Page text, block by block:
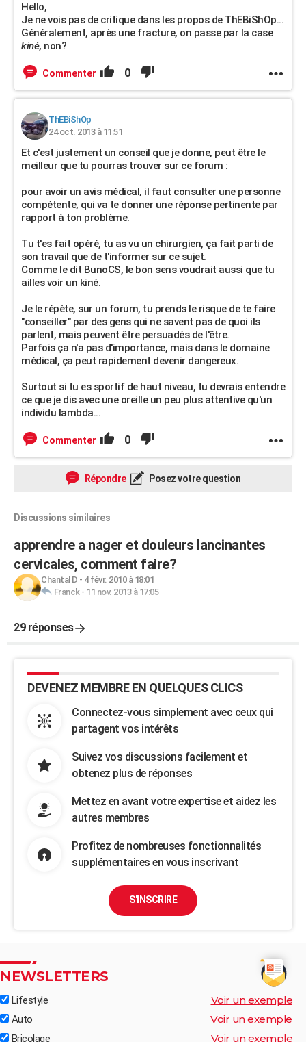
Hello,
Je ne vois pas de critique dans les propos de ThEBiShOp...
Généralement, après une fracture, on passe par la case
kiné, non?
Commenter 0
ThEBiShOp
24 oct. 2013 à 11:51
Et c'est justement un conseil que je donne, peut être le
meilleur que tu pourras trouver sur ce forum :
pour avoir un avis médical, il faut consulter une personne
compétente, qui va te donner une réponse pertinente par
rapport à ton problème.
Tu t'es fait opéré, tu as vu un chirurgien, ça fait parti de
son travail que de t'informer sur ce sujet.
Comme le dit BunoCS, le bon sens voudrait aussi que tu
ailles voir un kiné.
Je le répète, sur un forum, tu prends le risque de te faire
"conseiller" par des gens qui ne savent pas de quoi ils
parlent, mais peuvent être persuadés de l'être.
Parfois ça n'a pas d'importance, mais dans le domaine
médical, ça peut rapidement devenir dangereux.
Surtout si tu es sportif de haut niveau, tu devrais entendre
ce que je dis avec une oreille un peu plus attentive qu'un
individu lambda...
Commenter 0
Répondre Posez votre question
Discussions similaires
apprendre a nager et douleurs lancinantes
cervicales, comment faire?
Chantal D - 4 févr. 2010 à 18:01
Franck- 11 nov. 2013 à 17:05
29 réponses
DEVENEZ MEMBRE EN QUELQUES CLICS
Connectez-vous simplement avec ceux qui
partagent vos intérêts
Suivez vos discussions facilement et
obtenez plus de réponses
Mettez en avant votre expertise et aidez les
autres membres
Profitez de nombreuses fonctionnalités
supplémentaires en vous inscrivant
S'INSCRIRE
NEWSLETTERS
Lifestyle Voir un exemple
Auto Voir un exemple
Bricolage Voir un exemple